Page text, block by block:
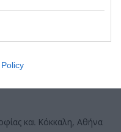
και Κόκκαλη, Αθήνα